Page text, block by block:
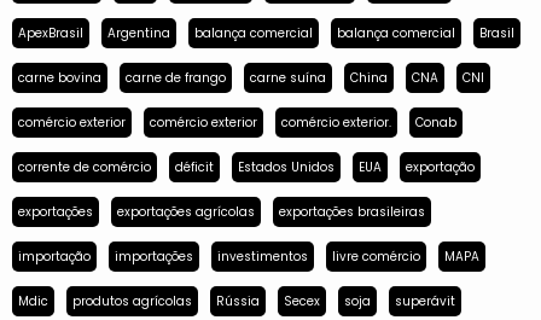
ApexBrasil Argentina balança comercial balança comercial Brasil
carne bovina carne de frango carne suína China CNA CNI
comércio exterior comércio exterior comércio exterior. Conab
corrente de comércio déficit Estados Unidos EUA exportação
exportações exportações agrícolas exportações brasileiras
importação importações investimentos livre comércio MAPA
Mdic produtos agrícolas Rússia Secex soja superávit